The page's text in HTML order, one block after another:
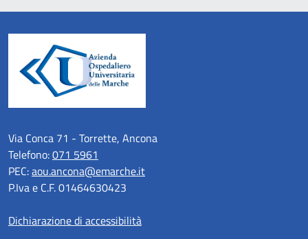
Via Conca 71 - Torrette, Ancona
Telefono:071 5961
PEC:aou.ancona@emarche.it
P.Iva e C.F. 01464630423
Dichiarazione di accessibilità